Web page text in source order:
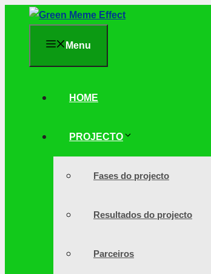
Saltar
Menu
HOME
PROJECTO
Fases do projecto
Resultados do projecto
Parceiros